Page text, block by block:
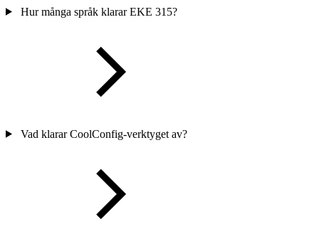
Hur många språk klarar EKE 315?
Vad klarar CoolConfig-verktyget av?